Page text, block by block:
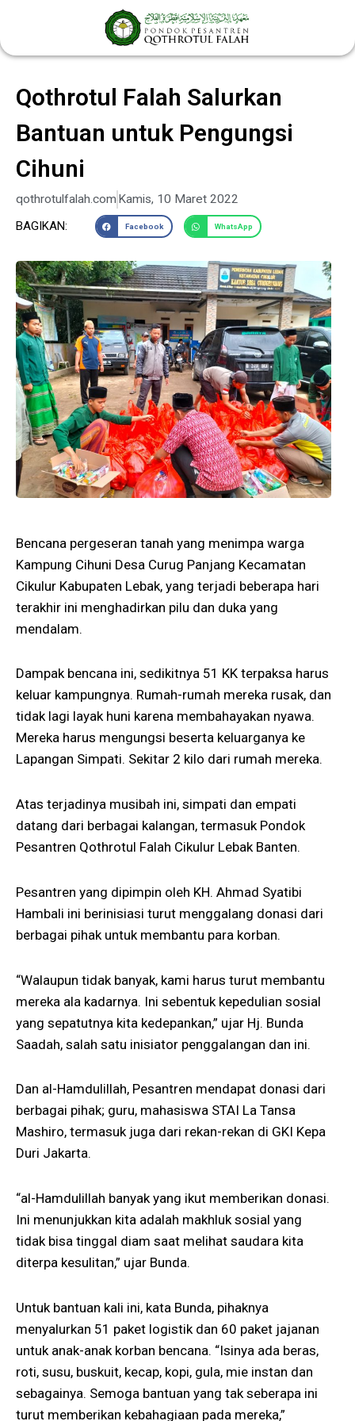
konten
Qothrotul Falah Salurkan
Bantuan untuk Pengungsi
Cihuni
qothrotulfalah.com Kamis, 10 Maret 2022
BAGIKAN:
Facebook WhatsApp
Bencana pergeseran tanah yang menimpa warga
Kampung Cihuni Desa Curug Panjang Kecamatan
Cikulur Kabupaten Lebak, yang terjadi beberapa hari
terakhir ini menghadirkan pilu dan duka yang
mendalam.
Dampak bencana ini, sedikitnya 51 KK terpaksa harus
keluar kampungnya. Rumah-rumah mereka rusak, dan
tidak lagi layak huni karena membahayakan nyawa.
Mereka harus mengungsi beserta keluarganya ke
Lapangan Simpati. Sekitar 2 kilo dari rumah mereka.
Atas terjadinya musibah ini, simpati dan empati
datang dari berbagai kalangan, termasuk Pondok
Pesantren Qothrotul Falah Cikulur Lebak Banten.
Pesantren yang dipimpin oleh KH. Ahmad Syatibi
Hambali ini berinisiasi turut menggalang donasi dari
berbagai pihak untuk membantu para korban.
“Walaupun tidak banyak, kami harus turut membantu
mereka ala kadarnya. Ini sebentuk kepedulian sosial
yang sepatutnya kita kedepankan,” ujar Hj. Bunda
Saadah, salah satu inisiator penggalangan dan ini.
Dan al-Hamdulillah, Pesantren mendapat donasi dari
berbagai pihak; guru, mahasiswa STAI La Tansa
Mashiro, termasuk juga dari rekan-rekan di GKI Kepa
Duri Jakarta.
“al-Hamdulillah banyak yang ikut memberikan donasi.
Ini menunjukkan kita adalah makhluk sosial yang
tidak bisa tinggal diam saat melihat saudara kita
diterpa kesulitan,” ujar Bunda.
Untuk bantuan kali ini, kata Bunda, pihaknya
menyalurkan 51 paket logistik dan 60 paket jajanan
untuk anak-anak korban bencana. “Isinya ada beras,
roti, susu, buskuit, kecap, kopi, gula, mie instan dan
sebagainya. Semoga bantuan yang tak seberapa ini
turut memberikan kebahagiaan pada mereka,”